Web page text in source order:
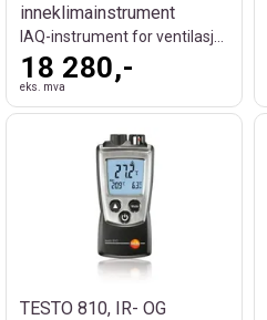
inneklimainstrument
18 280,-
eks. mva
TESTO 810, IR- OG